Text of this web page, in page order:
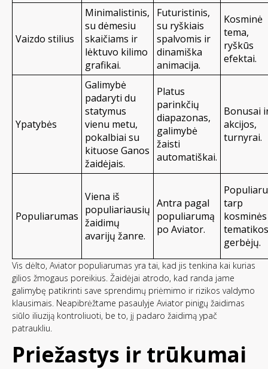
Vaizdo stilius
Minimalistinis,
su dėmesiu
skaičiams ir
lėktuvo kilimo
grafikai.
Futuristinis,
su ryškiais
spalvomis ir
dinamiška
animacija.
Kosminė
tema,
ryškūs
efektai.
Ypatybės
Galimybė
padaryti du
statymus
vienu metu,
pokalbiai su
kituose Ganos
žaidėjais.
Platus
parinkčių
diapazonas,
galimybė
žaisti
automatiškai.
Bonusai
akcijos,
turnyrai.
Populiarumas
Viena iš
populiariausių
žaidimų
avarijų žanre.
Antra pagal
populiarumą
po Aviator.
tarp
kosminės
tematikos
gerbėjų.
Vis dėlto, Aviator populiarumas yra tai, kad jis tenkina kai kurias
gilios žmogaus poreikius. Žaidėjai atrodo, kad randa jame
galimybę patikrinti save sprendimų priėmimo ir rizikos valdymo
klausimais. Neapibrėžtame pasaulyje Aviator pinigų žaidimas
siūlo iliuziją kontroliuoti, be to, jį padaro žaidimą ypač
patraukliu.
Priežastys ir trūkumai